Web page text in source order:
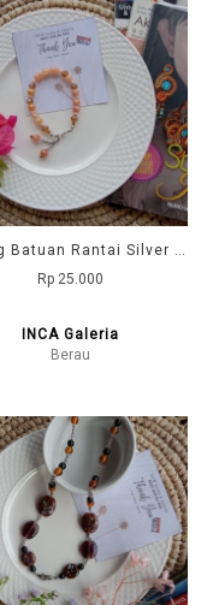
Gelang Batuan Rantai Silver (Hi-Put-Cre-Abu)
Rp 25.000
INCA Galeria
Berau